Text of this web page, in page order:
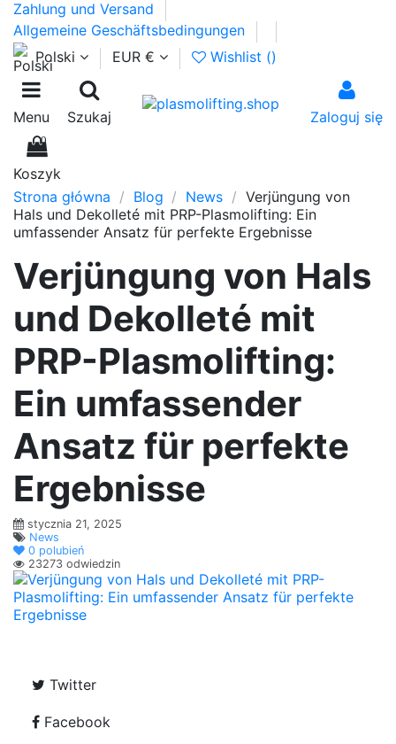
Zahlung und Versand
Allgemeine Geschäftsbedingungen
Polski
EUR € Wishlist ()
Menu Szukaj Zaloguj się
0
Koszyk
Strona główna
Blog News
Verjüngung von
Hals und Dekolleté mit PRP-Plasmolifting: Ein
umfassender Ansatz für perfekte Ergebnisse
Verjüngung von Hals
und Dekolleté mit
PRP-Plasmolifting:
Ein umfassender
Ansatz für perfekte
Ergebnisse
stycznia 21, 2025
News
0 polubień
23273 odwiedzin
Twitter
Facebook